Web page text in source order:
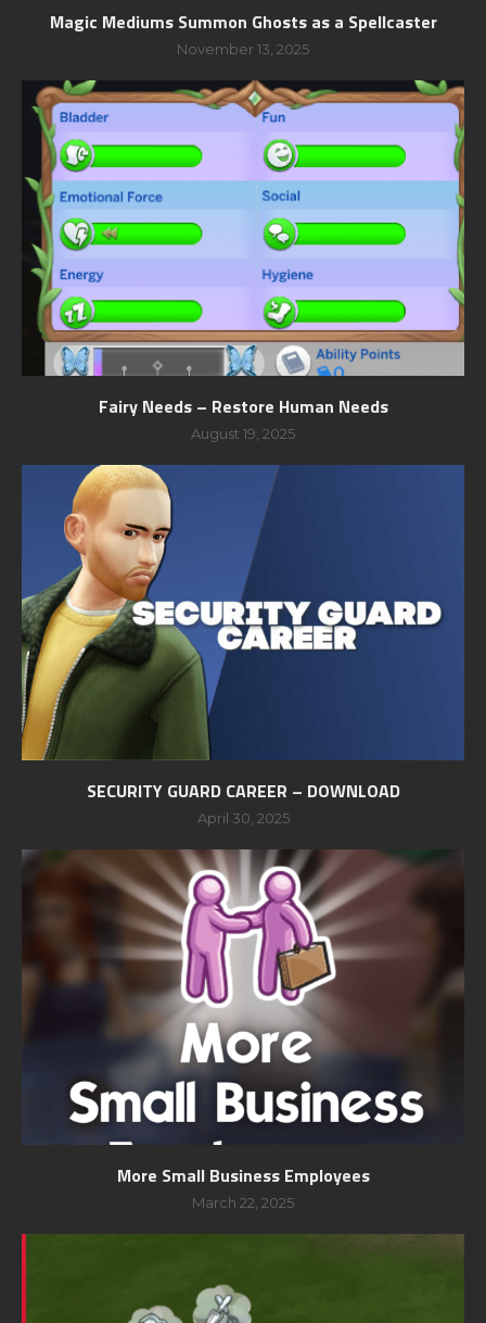
Magic Mediums Summon Ghosts as a Spellcaster
November 13, 2025
Fairy Needs – Restore Human Needs
August 19, 2025
SECURITY GUARD CAREER – DOWNLOAD
April 30, 2025
More Small Business Employees
March 22, 2025